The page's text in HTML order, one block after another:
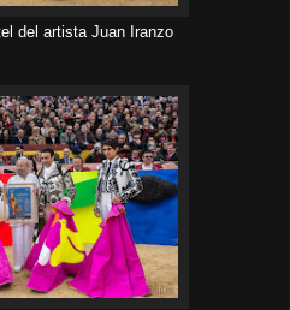
del artista Juan Iranzo